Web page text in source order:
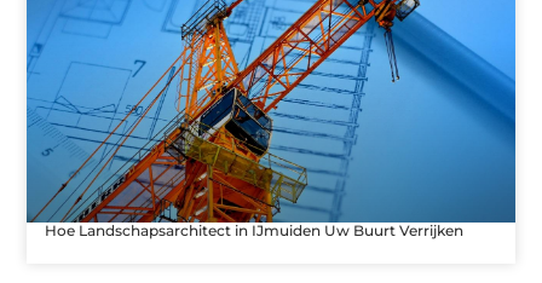
Hoe Landschapsarchitect in IJmuiden Uw Buurt Verrijken